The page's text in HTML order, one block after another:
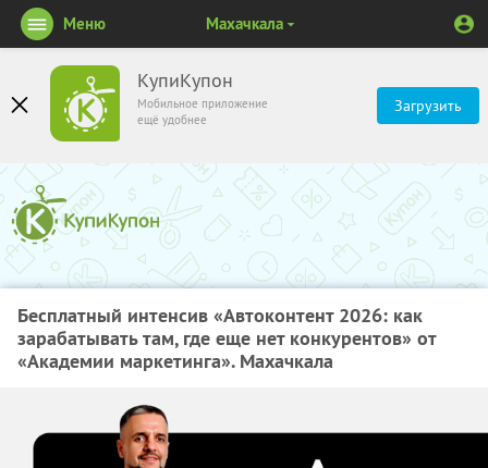
КупиКупон
Мобильное приложение
ещё удобнее
Загрузить
Меню Махачкала
Бесплатный интенсив «Автоконтент 2026: как
зарабатывать там, где еще нет конкурентов» от
«Академии маркетинга». Махачкала